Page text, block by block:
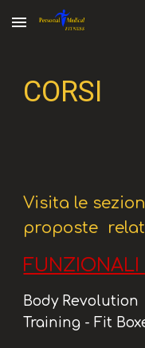
Skip to main content
CORSI
Visita le
proposte
Body
Training - Fit